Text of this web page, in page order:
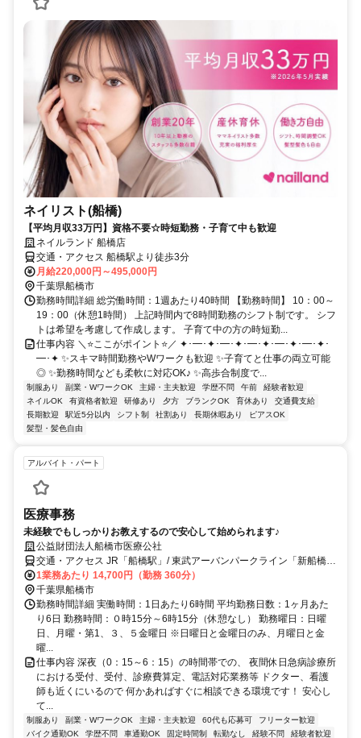
ネイリスト(船橋)
【平均月収33万円】資格不要☆時短勤務・子育て中も歓迎
ネイルランド 船橋店
交通・アクセス 船橋駅より徒歩3分
月給220,000円～495,000円
千葉県船橋市
勤務時間詳細 総労働時間：1週あたり40時間 【勤務時間】 10：00～
19：00（休憩1時間） 上記時間内で8時間勤務のシフト制です。 シフ
トは希望を考慮して作成します。 子育て中の方の時短勤...
仕事内容 ＼⭐ここがポイント⭐／ ✦･━･✦･━･✦･━･✦･━･✦･━･✦･
━･✦ ✨スキマ時間勤務やWワークも歓迎 ✨子育てと仕事の両立可能
◎ ✨勤務時間なども柔軟に対応OK♪ ✨高歩合制度で...
制服あり 副業・WワークOK 主婦・主夫歓迎 学歴不問 午前
経験者歓迎
ネイルOK
有資格者歓迎 研修あり 夕方 ブランクOK 育休あり
交通費支給
長期歓迎
駅近5分以内 シフト制 社割あり 長期休暇あり
ピアスOK
髪型・髪色自由
アルバイト・パート
医療事務
未経験でもしっかりお教えするので安心して始められます♪
公益財団法人船橋市医療公社
交通・アクセス JR「船橋駅」/ 東武アーバンパークライン「新船橋
駅」/東葉高速鉄道「東海神駅」各駅より徒歩圏内(5～15分)
1業務あたり 14,700円（勤務 360分）
千葉県船橋市
勤務時間詳細 実働時間：1日あたり6時間 平均勤務日数：1ヶ月あた
り6日 勤務時間：０時15分～6時15分（休憩なし） 勤務曜日：日曜
日、月曜・第1、３、５金曜日 ※日曜日と金曜日のみ、月曜日と金
曜...
仕事内容 深夜（0：15～6：15）の時間帯での、 夜間休日急病診療所
における受付、受付、診療費算定、電話対応業務等 ドクター、看護
師も近くにいるので 何かあればすぐに相談できる環境です！ 安心し
て...
制服あり 副業・WワークOK 主婦・主夫歓迎 60代も応募可
フリーター歓迎
バイク通勤OK
学歴不問 車通勤OK 固定時間制 転勤なし 経験不問
経験者歓迎